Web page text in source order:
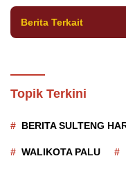
Berita Terkait
Topik Terkini
BERITA SULTENG
WALIKOTA PALU